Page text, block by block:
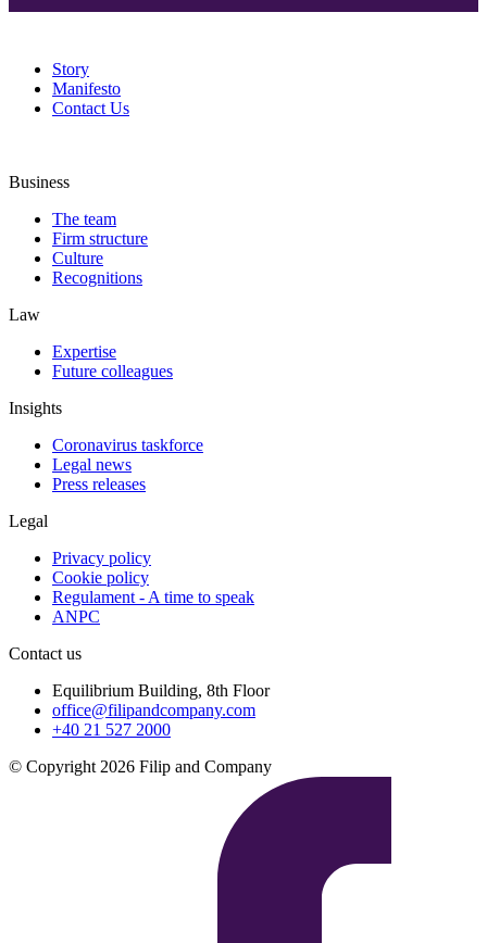
Story
Manifesto
Contact Us
Business
The team
Firm structure
Culture
Recognitions
Law
Expertise
Future colleagues
Insights
Coronavirus taskforce
Legal news
Press releases
Legal
Privacy policy
Cookie policy
Regulament - A time to speak
ANPC
Contact us
Equilibrium Building, 8th Floor
office@filipandcompany.com
+40 21 527 2000
© Copyright 2026 Filip and Company